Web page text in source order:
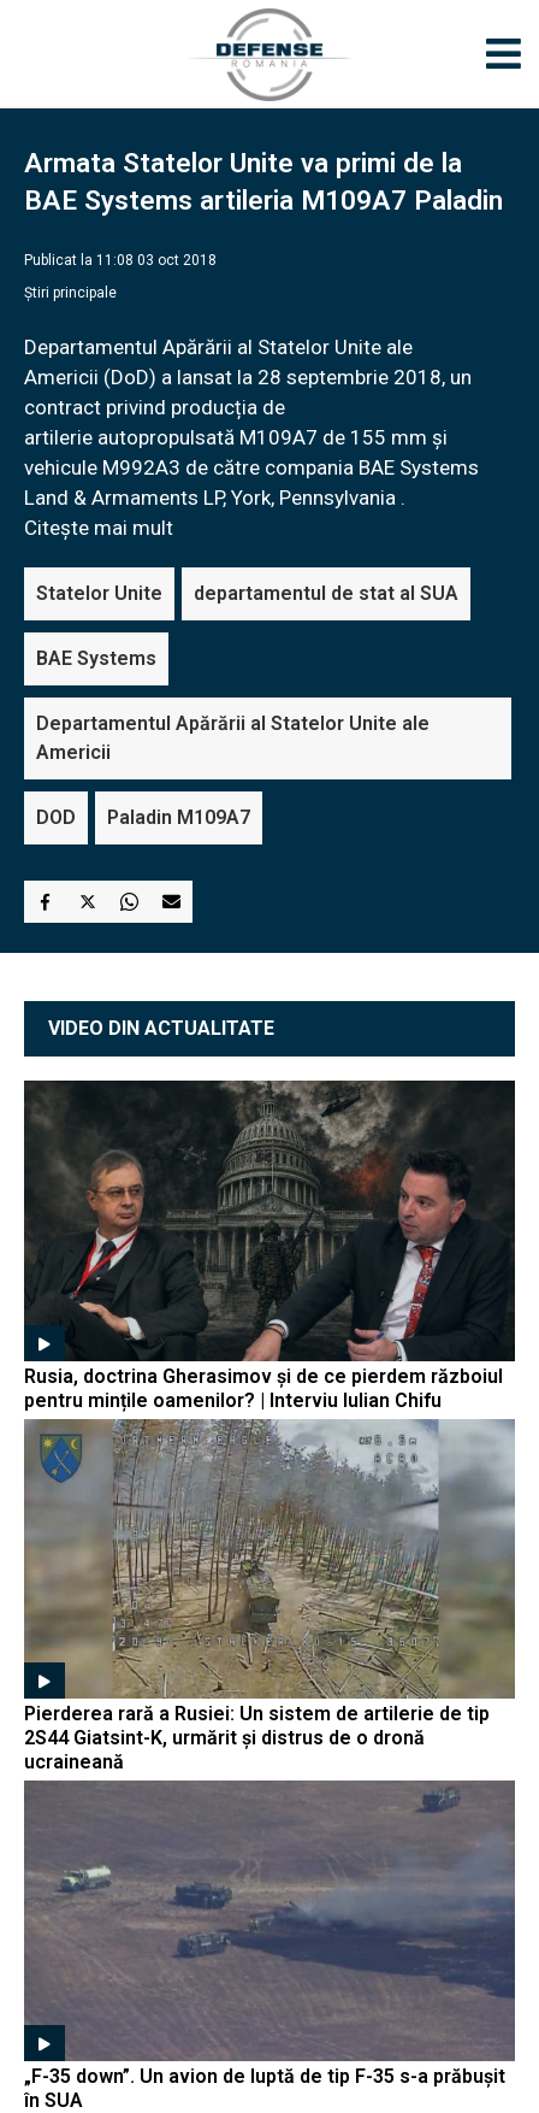
Armata Statelor Unite va primi de la
BAE Systems artileria M109A7 Paladin
Publicat la 11:08 03 oct 2018
Știri principale
Departamentul Apărării al Statelor Unite ale
Americii (DoD) a lansat la 28 septembrie 2018, un
contract privind producția de
artilerie autopropulsată M109A7 de 155 mm și
vehicule M992A3 de către compania BAE Systems
Land & Armaments LP, York, Pennsylvania .
Citește mai mult
Statelor Unite departamentul de stat al SUA
BAE Systems
Departamentul Apărării al Statelor Unite ale
Americii
DOD Paladin M109A7
VIDEO DIN ACTUALITATE
Rusia, doctrina Gherasimov și de ce pierdem războiul
pentru mințile oamenilor? | Interviu Iulian Chifu
Pierderea rară a Rusiei: Un sistem de artilerie de tip
2S44 Giatsint-K, urmărit și distrus de o dronă
ucraineană
„F-35 down”. Un avion de luptă de tip F-35 s-a prăbușit
în SUA